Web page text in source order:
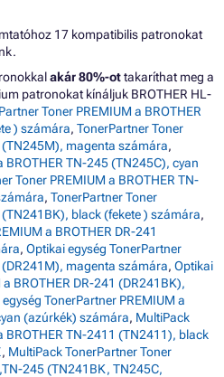
17 kompatibilis patronokat
akár 80%-ottakaríthat meg a
patronokat kínáljuk BROTHER HL-
Toner PREMIUM a BROTHER
) számára, TonerPartner Toner
(TN245M), magenta számára,
BROTHER TN-245 (TN245C), cyan
Toner PREMIUM a BROTHER TN-
, TonerPartner Toner
black (fekete ) számára,
a BROTHER DR-241
, Optikai egység TonerPartner
(DR241M), magenta számára, Optikai
BROTHER DR-241 (DR241BK),
TonerPartner PREMIUM a
(azúrkék) számára, MultiPack
BROTHER TN-2411 (TN2411), black
, MultiPack TonerPartner Toner
245 (TN241BK, TN245C,